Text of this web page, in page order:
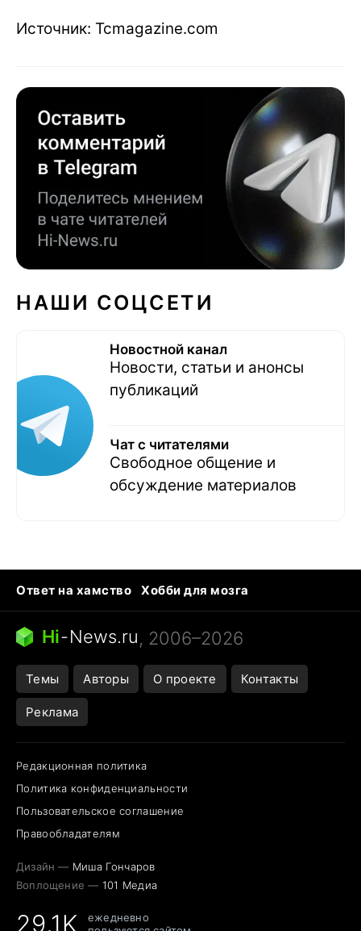
Источник: Tcmagazine.com
НАШИ СОЦСЕТИ
Новостной канал
Новости, статьи и анонсы
публикаций
Чат с читателями
Свободное общение и
обсуждение материалов
Ответ на хамство
Хобби для мозга
Бензин 100 и 95
Тунцы в океанариуме
Следующая пандемия
Hi-News.ru, 2006–2026
Темы Авторы О проекте Контакты
Реклама
Редакционная политика
Политика конфиденциальности
Пользовательское соглашение
Правообладателям
Дизайн — Миша Гончаров
Воплощение — 101 Медиа
29,1K
ежедневно